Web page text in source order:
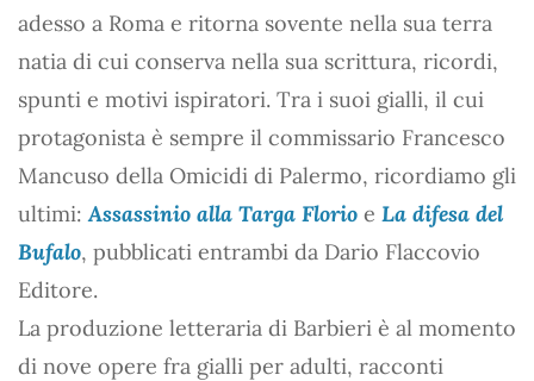
adesso a Roma e ritorna sovente nella sua terra
natia di cui conserva nella sua scrittura, ricordi,
spunti e motivi ispiratori. Tra i suoi gialli, il cui
protagonista è sempre il commissario Francesco
Mancuso della Omicidi di Palermo, ricordiamo gli
ultimi:Assassinio alla Targa Florio e La difesa del
Bufalo, pubblicati entrambi da Dario Flaccovio
Editore.
La produzione letteraria di Barbieri è al momento
di nove opere fra gialli per adulti, racconti